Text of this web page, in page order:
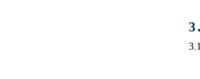
3
3.1